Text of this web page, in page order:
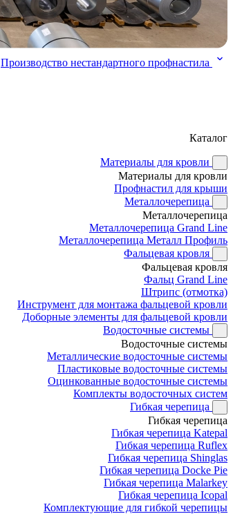
Производство нестандартного профнастила
Каталог
Материалы для кровли
Материалы для кровли
Профнастил для крыши
Металлочерепица
Металлочерепица
Металлочерепица Grand Line
Металлочерепица Металл Профиль
Фальцевая кровля
Фальцевая кровля
Фальц Grand Line
Штрипс (отмотка)
Инструмент для монтажа фальцевой кровли
Доборные элементы для фальцевой кровли
Водосточные системы
Водосточные системы
Металлические водосточные системы
Пластиковые водосточные системы
Оцинкованные водосточные системы
Комплекты водосточных систем
Гибкая черепица
Гибкая черепица
Гибкая черепица Katepal
Гибкая черепица Ruflex
Гибкая черепица Shinglas
Гибкая черепица Docke Pie
Гибкая черепица Malarkey
Гибкая черепица Icopal
Комплектующие для гибкой черепицы